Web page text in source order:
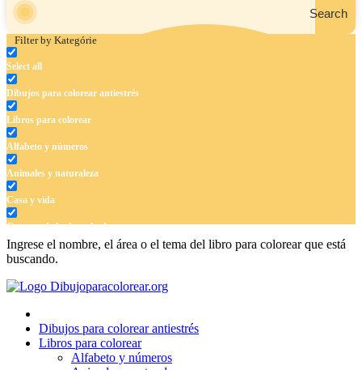
Search
Filter by Kategórie
Select all
Dibujos para colorear antiestrés
Libros para colorear
Alfabeto y números
Animales y naturaleza
Casa y vida
Cuentos de hadas y hadas
Deporte
Dinosaurios
Flores
Frutas y vegetales
Ingrese el nombre, el área o el tema del libro para colorear que está
buscando.
Dibujos para colorear antiestrés
Libros para colorear
Alfabeto y números